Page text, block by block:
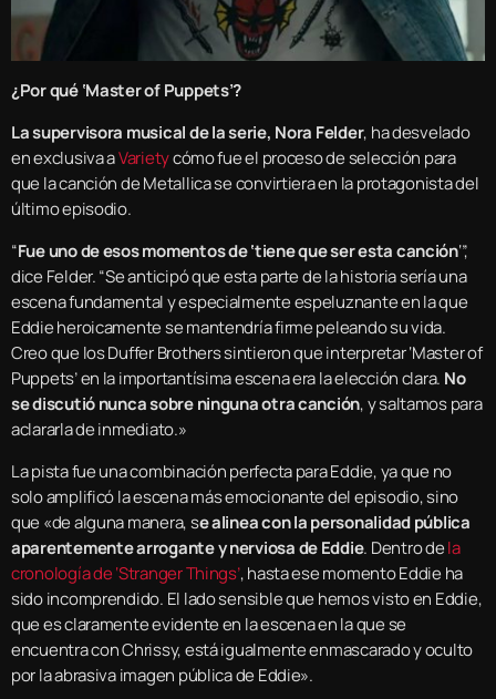
¿Por qué ‘Master of Puppets’?
La supervisora musical de la serie, Nora Felder, ha desvelado
en exclusiva aVarietycómo fue el proceso de selección para
que la canción de Metallica se convirtiera en la protagonista del
último episodio.
“Fue uno de esos momentos de ‘tiene que ser esta canción‘”,
dice Felder. “Se anticipó que esta parte de la historia sería una
escena fundamental y especialmente espeluznante en la que
Eddie heroicamente se mantendría firme peleando su vida.
Creo que los Duffer Brothers sintieron que interpretar ‘Master of
Puppets’ en la importantísima escena era la elección clara. No
se discutió nunca sobre ninguna otra canción, y saltamos para
aclararla de inmediato.»
La pista fue una combinación perfecta para Eddie, ya que no
solo amplificó la escena más emocionante del episodio, sino
que «de alguna manera, se alinea con la personalidad pública
aparentemente arrogante y nerviosa de Eddie. Dentro dela
cronología de ‘Stranger Things’, hasta ese momento Eddie ha
sido incomprendido. El lado sensible que hemos visto en Eddie,
que es claramente evidente en la escena en la que se
encuentra con Chrissy, está igualmente enmascarado y oculto
por la abrasiva imagen pública de Eddie».